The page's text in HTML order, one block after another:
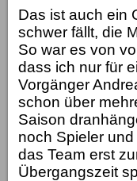
Das ist auch ein
schwer fällt, die
So war es von
dass ich nur für
Vorgänger
schon über
Saison
noch Spieler
das Team erst
Übergangszeit